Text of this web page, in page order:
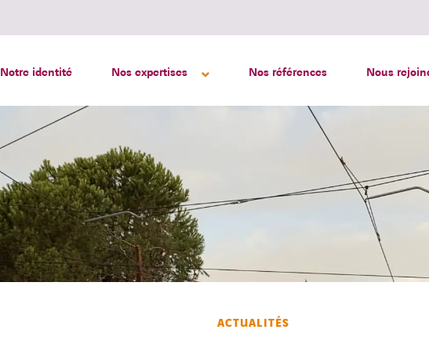
Notre identité Nos expertises Nos références Nous
ACTUALITÉS